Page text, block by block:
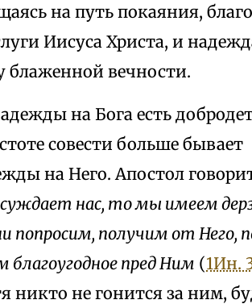
на путь покаяния,
Иисуса Христа, и
вечности.
на Бога есть
совести больше бывает
на Него. Апостол
нас, то мы имеем
ни попросим, получим от Него,
благоугодное пред Ним (1Ин.
никто не гонится за ним,